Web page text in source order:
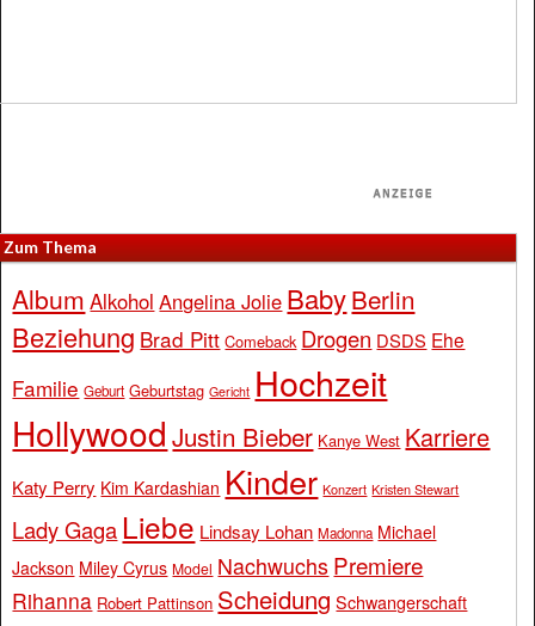
Zum Thema
Album Alkohol Angelina Jolie BabyBerlin
Beziehung Brad Pitt Comeback Drogen DSDS Ehe
Familie Geburt Geburtstag Gericht Hochzeit
Hollywood Justin Bieber Kanye West Karriere
Katy Perry Kim Kardashian Kinder Konzert Kristen Stewart
Lady Gaga Liebe Lindsay Lohan Madonna Michael
Jackson Miley Cyrus Model Nachwuchs Premiere
Rihanna Robert Pattinson Scheidung Schwangerschaft